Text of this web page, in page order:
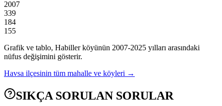
2007
339
184
155
Grafik ve tablo, Habillerköyünün 2007-2025 yılları arasındaki
nüfus değişimini gösterir.
Havsa ilçesinin tüm mahalle ve köyleri →
SIKÇA SORULAN SORULAR